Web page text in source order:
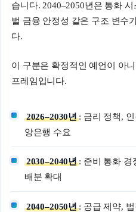
습니다. 2040–2050년은 통화
벌 금융 안정성 같은 구조 변수
다.
이 구분은 확정적인 예언이 아
프레임입니다.
2026–2030년 : 금리 정책,
앙은행 수요
2030–2040년 : 준비 통화 경
배분 확대
2040–2050년 : 공급 제약,